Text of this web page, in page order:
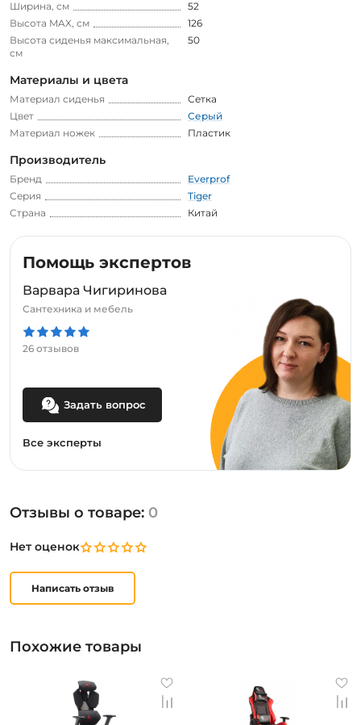
Помощь экспертов
Варвара Чигиринова
Сантехника и мебель
26 отзывов
Задать вопрос
Все эксперты
Ширина, см
52
Высота MAX, см
126
Высота сиденья максимальная,
см
50
Материалы и цвета
Материал сиденья
Сетка
Цвет
Серый
Материал ножек
Пластик
Производитель
Бренд
Everprof
Серия
Tiger
Страна
Китай
Отзывы о товаре: 0
Нет оценок
Написать отзыв
Похожие товары